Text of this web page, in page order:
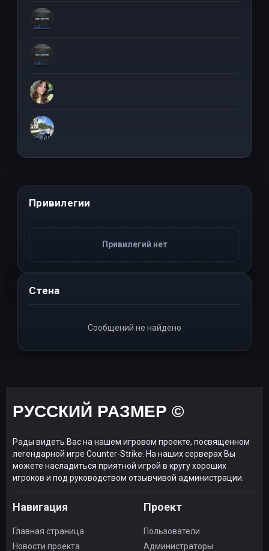
Привилегии
Привилегий нет
Стена
Сообщений не найдено
РУССКИЙ РАЗМЕР ©
Рады видеть Вас на нашем игровом проекте, посвященном
легендарной игре Counter-Strike. На наших серверах Вы
можете насладиться приятной игрой в кругу хороших
игроков и под руководством отзывчивой администрации.
Навигация
Главная страница
Новости проекта
Проект
Пользователи
Администраторы